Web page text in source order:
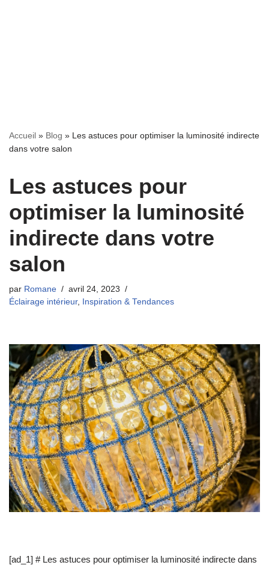
Accueil » Blog » Les astuces pour optimiser la luminosité indirecte
dans votre salon
Les astuces pour
optimiser la luminosité
indirecte dans votre
salon
par Romane
avril 24, 2023
Éclairage intérieur, Inspiration & Tendances
[ad_1] # Les astuces pour optimiser la luminosité indirecte dans